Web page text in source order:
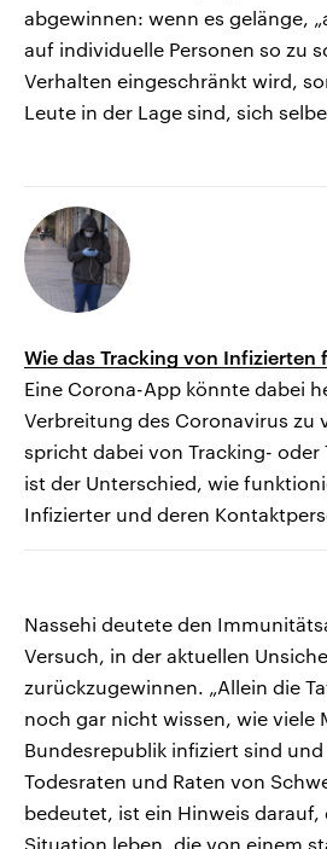
abgewinnen: wenn es gelänge,
auf individuelle Personen so zu
Verhalten eingeschränkt wird,
Leute in der Lage sind, sich
Wie das Tracking von
Eine Corona-App könnte dabei
Verbreitung des Coronavirus zu
spricht dabei von Tracking- oder
ist der Unterschied, wie
Infizierter und deren
Nassehi deutete den
Versuch, in der aktuellen
zurückzugewinnen. „Allein die
noch gar nicht wissen, wie viele
Bundesrepublik infiziert sind
Todesraten und Raten von
bedeutet, ist ein Hinweis darauf,
Situation leben, die von einem